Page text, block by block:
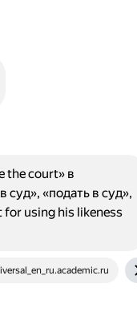
the court» в
«подать в суд»,
using his likeness